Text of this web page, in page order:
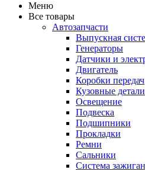
Меню
Все товары
Автозапчасти
Выпускная
Генераторы
Датчики и
Двигатель
Коробки передач
Кузовные детали
Освещение
Подвеска
Подшипники
Прокладки
Ремни
Сальники
Система